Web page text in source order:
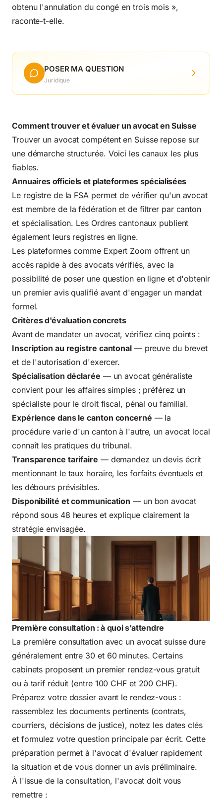
obtenu l'annulation du congé en trois mois »,
raconte-t-elle.
POSER MA QUESTION
Juridique
Comment trouver et évaluer un avocat en Suisse
Trouver un avocat compétent en Suisse repose sur
une démarche structurée. Voici les canaux les plus
fiables.
Annuaires officiels et plateformes spécialisées
Le registre de la FSA permet de vérifier qu'un avocat
est membre de la fédération et de filtrer par canton
et spécialisation. Les Ordres cantonaux publient
également leurs registres en ligne.
Les plateformes comme Expert Zoom offrent un
accès rapide à des avocats vérifiés, avec la
possibilité de poser une question en ligne et d'obtenir
un premier avis qualifié avant d'engager un mandat
formel.
Critères d'évaluation concrets
Avant de mandater un avocat, vérifiez cinq points :
Inscription au registre cantonal— preuve du brevet
et de l'autorisation d'exercer.
Spécialisation déclarée — un avocat généraliste
convient pour les affaires simples ; préférez un
spécialiste pour le droit fiscal, pénal ou familial.
Expérience dans le canton concerné — la
procédure varie d'un canton à l'autre, un avocat local
connaît les pratiques du tribunal.
Transparence tarifaire — demandez un devis écrit
mentionnant le taux horaire, les forfaits éventuels et
les débours prévisibles.
Disponibilité et communication — un bon avocat
répond sous 48 heures et explique clairement la
stratégie envisagée.
Première consultation : à quoi s'attendre
La première consultation avec un avocat suisse dure
généralement entre 30 et 60 minutes. Certains
cabinets proposent un premier rendez-vous gratuit
ou à tarif réduit (entre 100 CHF et 200 CHF).
Préparez votre dossier avant le rendez-vous :
rassemblez les documents pertinents (contrats,
courriers, décisions de justice), notez les dates clés
et formulez votre question principale par écrit. Cette
préparation permet à l'avocat d'évaluer rapidement
la situation et de vous donner un avis préliminaire.
À l'issue de la consultation, l'avocat doit vous
remettre :